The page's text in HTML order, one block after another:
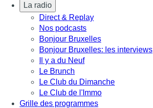
La radio
Direct & Replay
Nos podcasts
Bonjour Bruxelles
Bonjour Bruxelles: les interviews
Il y a du Neuf
Le Brunch
Le Club du Dimanche
Le Club de l'Immo
Grille des programmes